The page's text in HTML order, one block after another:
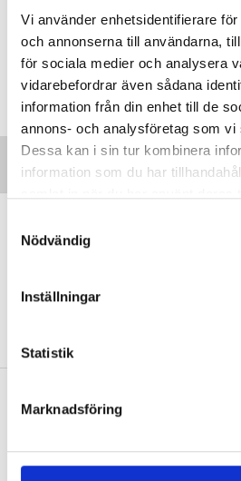
Vi använder enhetsidentifierare
och annonserna till användarna,
för sociala medier och analysera
vidarebefordrar även sådana
information från din enhet till de
annons- och analysföretag som vi
Dessa kan i sin tur kombinera
information som du har
Nödvändig
Inställningar
Statistik
Marknadsföring
folkhögskolan
folkhögskola, komvux och universitet och